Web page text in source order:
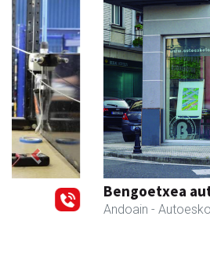
Bengoetxea autoeskola
Andoain - Autoeskolak
Previous